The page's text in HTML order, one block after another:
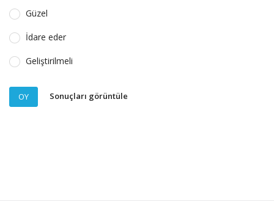
Güzel
İdare eder
Geliştirilmeli
OY Sonuçları görüntüle